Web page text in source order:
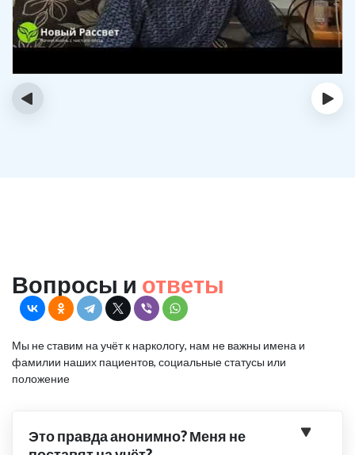
‹ ›
Вопросы и ответы
Мы не ставим на учёт к наркологу, нам не важны имена и
фамилии наших пациентов, социальные статусы или
положение
Это правда анонимно? Меня не